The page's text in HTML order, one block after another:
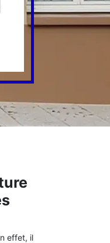
effet, il